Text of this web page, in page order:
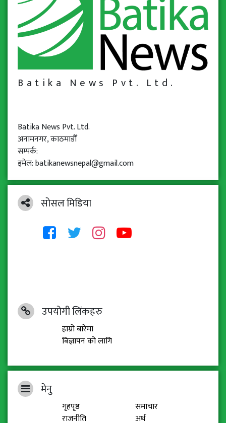
Batika News Pvt. Ltd.
Batika News Pvt. Ltd.
अनामनगर, काठमाडौँ
सम्पर्क:
इमेल: batikanewsnepal@gmail.com
सोसल मिडिया
उपयोगी लिंकहरु
हाम्रो बारेमा
बिज्ञापन को लागि
मेनु
गृहपृष्ठ
समाचार
राजनीति
अर्थ